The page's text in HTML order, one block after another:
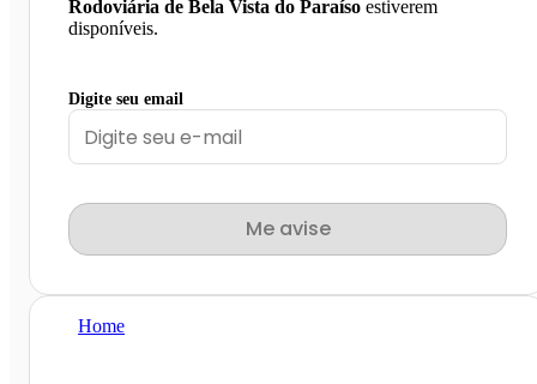
Rodoviária de Bela Vista do Paraíso estiverem
disponíveis.
Digite seu email
Me avise
Home